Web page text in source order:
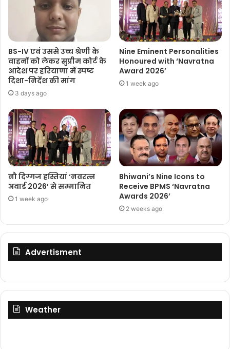
BS-IV एवं उससे उच्च श्रेणी के
वाहनों को लेकर सुप्रीम कोर्ट के
आदेश पर हरियाणा में स्पष्ट
दिशा-निर्देश की मांग
3 days ago
Nine Eminent Personalities
Honoured with ‘Navratna
Award 2026’
1 week ago
नौ दिग्गज हस्तियां ‘नवरत्न
अवार्ड 2026’ से सम्मानित
1 week ago
Bhiwani’s Nine Icons to
Receive BPMS ‘Navratna
Awards 2026’
2 weeks ago
Advertisment
Weather